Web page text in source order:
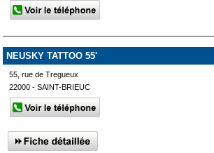
NEUSKY TATTOO 55'
55, rue de Tregueux
22000 - SAINT-BRIEUC